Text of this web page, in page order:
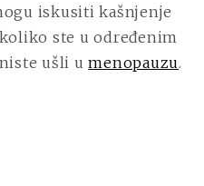
iskusiti kašnjenje
ste u određenim
ušli umenopauzu.